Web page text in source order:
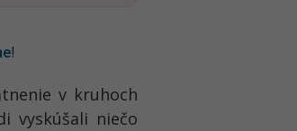
!
v kruhoch
vyskúšali niečo